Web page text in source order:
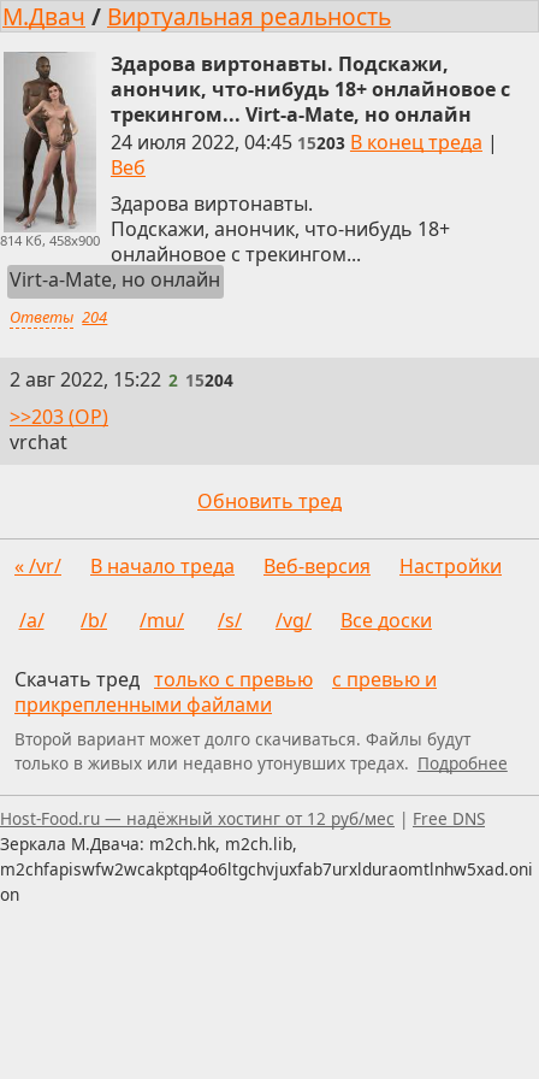
М.Двач / Виртуальная реальность
814 Кб, 458x900
Здарова виртонавты. Подскажи,
анончик, что-нибудь 18+ онлайновое с
трекингом... Virt-a-Mate, но онлайн
24 июля 2022, 04:45 15203 В конец треда |
Веб
Здарова виртонавты.
Подскажи, анончик, что-нибудь 18+
онлайновое с трекингом...
Virt-a-Mate, но онлайн
Ответы 204
2
2 авг 2022, 15:22 2 15204
>>203 (OP)
vrchat
Обновить тред
« /vr/ В начало треда Веб-версия Настройки
/a/ /b/ /mu/ /s/ /vg/ Все доски
Скачать тред только с превью
с превью и
прикрепленными файлами
Второй вариант может долго скачиваться. Файлы будут
только в живых или недавно утонувших тредах. Подробнее
Пользуетесь скринридером — пишите, что можно
Host-Food.ru — надёжный хостинг от 12 руб/мес | Free DNS
Зеркала М.Двача: m2ch.hk, m2ch.lib,
m2chfapiswfw2wcakptqp4o6ltgchvjuxfab7urxlduraomtlnhw5xad.oni
on